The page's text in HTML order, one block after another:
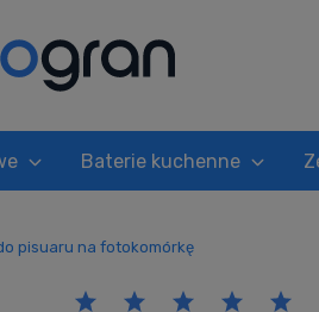
Baterie kuchenne
pisuaru na fotokomórkę